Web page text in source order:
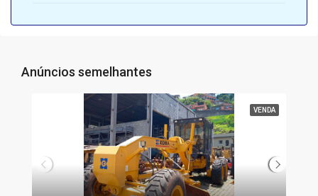
Anúncios semelhantes
VENDA